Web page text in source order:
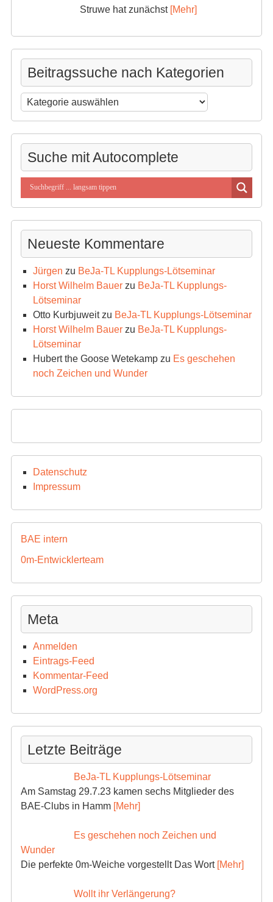
Struwe hat zunächst [Mehr]
Beitragssuche nach Kategorien
Beitragssuche
nach
Suche mit Autocomplete
Neueste Kommentare
Jürgen zu BeJa-TL Kupplungs-Lötseminar
Horst Wilhelm Bauerzu BeJa-TL Kupplungs-
Lötseminar
Otto Kurbjuweitzu BeJa-TL Kupplungs-Lötseminar
Horst Wilhelm Bauerzu BeJa-TL Kupplungs-
Lötseminar
Hubert the Goose Wetekampzu Es geschehen
noch Zeichen und Wunder
Datenschutz
Impressum
BAE intern
0m-Entwicklerteam
Meta
Anmelden
Eintrags-Feed
Kommentar-Feed
WordPress.org
Letzte Beiträge
BeJa-TL Kupplungs-Lötseminar
Am Samstag 29.7.23 kamen sechs Mitglieder des
BAE-Clubs in Hamm [Mehr]
Es geschehen noch Zeichen und
Wunder
Die perfekte 0m-Weiche vorgestellt Das Wort [Mehr]
Wollt ihr Verlängerung?